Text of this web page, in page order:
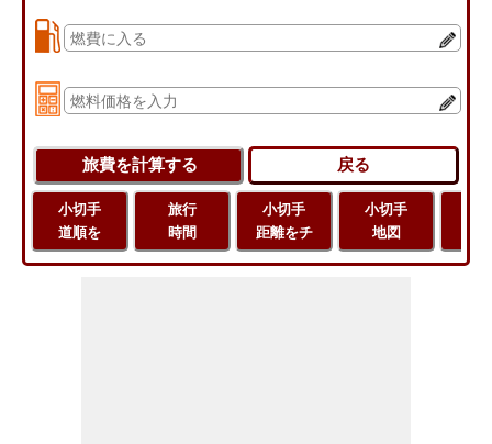
小切手
道順を
旅行
時間
小切手
距離をチ
小切手
地図